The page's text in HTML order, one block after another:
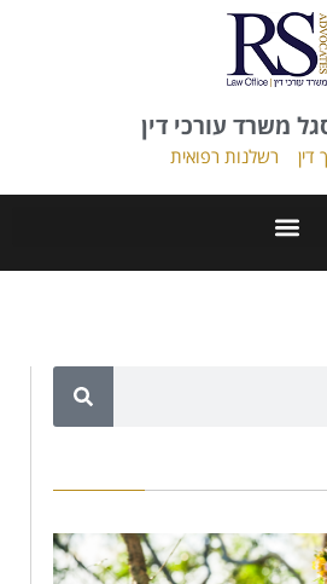
משרד עורכי דין
דין רשלנות רפואית